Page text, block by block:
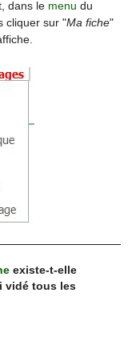
dans le menu du
cliquer sur "Ma fiche"
existe-t-elle
vidé tous les